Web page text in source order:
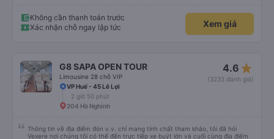
thấy tài xế chạy tuân thủ biến báo giới hạn tốc độ, ko sử dụng điện thoại khi
lái xe và rất tập trung, chuyển làn từ tốn và quan sát kỹ. Đón mình đi từ Đà
Nẵng 2:30 thì trả tại nhà lúc 5:00, trải nghiệm tốt nhất trong các nhà xe đã
Không cần thanh toán trước
Xác nhận chỗ ngay lập tức
Xem giá
G8 SAPA OPEN TOUR
Limousine 28 chỗ VIP
4.6 star_rate
(3233 đánh giá)
VP Huế - 45 Lê Lợi
2 giờ 50 phút
204 Hồ Nghinh
Thông tin về địa điểm đón v.v. chỉ mang tính chất tham khảo, tôi đã hỏi
Vexere nơi chúng tôi có thể đến trực tiếp xe buýt lớn và cuối cùng địa điểm